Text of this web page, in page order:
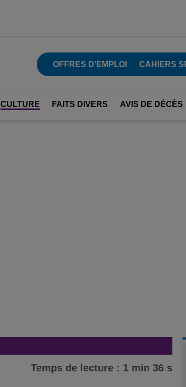
OFFRES D’EMPLOI CAHIERS
CULTURE FAITS DIVERS AVIS DE DÉCÈS
Temps de lecture : 1 min 36 s